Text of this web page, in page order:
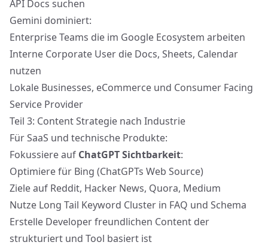
API Docs suchen
Gemini dominiert:
Enterprise Teams die im Google Ecosystem arbeiten
Interne Corporate User die Docs, Sheets, Calendar
nutzen
Lokale Businesses, eCommerce und Consumer Facing
Service Provider
Teil 3: Content Strategie nach Industrie
Für SaaS und technische Produkte:
Fokussiere auf ChatGPT Sichtbarkeit:
Optimiere für Bing (ChatGPTs Web Source)
Ziele auf Reddit, Hacker News, Quora, Medium
Nutze Long Tail Keyword Cluster in FAQ und Schema
Erstelle Developer freundlichen Content der
strukturiert und Tool basiert ist